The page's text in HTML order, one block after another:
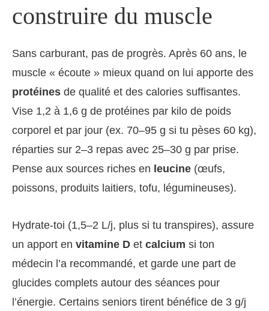
construire du muscle
Sans carburant, pas de progrès. Après 60 ans, le
muscle « écoute » mieux quand on lui apporte des
protéines de qualité et des calories suffisantes.
Vise 1,2 à 1,6 g de protéines par kilo de poids
corporel et par jour (ex. 70–95 g si tu pèses 60 kg),
réparties sur 2–3 repas avec 25–30 g par prise.
Pense aux sources riches en leucine (œufs,
poissons, produits laitiers, tofu, légumineuses).
Hydrate-toi (1,5–2 L/j, plus si tu transpires), assure
un apport en vitamine D et calcium si ton
médecin l’a recommandé, et garde une part de
glucides complets autour des séances pour
l’énergie. Certains seniors tirent bénéfice de 3 g/j